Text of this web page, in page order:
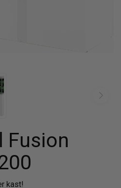
Fusion
kast!